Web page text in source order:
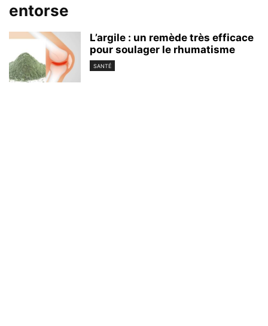
entorse
L’argile : un remède très efficace
pour soulager le rhumatisme
SANTÉ